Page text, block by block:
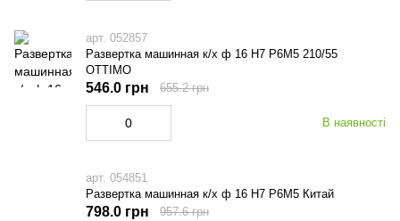
арт. 052857
Развертка машинная к/х ф 16 Н7 Р6М5 210/55
OTTIMO
В наявності
546.0 грн 655.2 грн
арт. 054851
Развертка машинная к/х ф 16 Н7 Р6М5 Китай
798.0 грн 957.6 грн